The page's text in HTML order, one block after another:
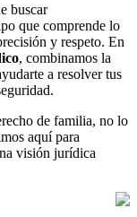
buscar
que comprende lo
y respeto. En
, combinamos la
a resolver tus
de familia, no lo
aquí para
visión jurídica